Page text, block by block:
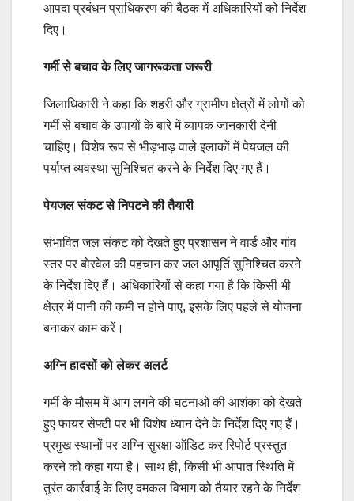
आपदा प्रबंधन प्राधिकरण की बैठक में अधिकारियों को निर्देश
दिए।
गर्मी से बचाव के लिए जागरूकता जरूरी
जिलाधिकारी ने कहा कि शहरी और ग्रामीण क्षेत्रों में लोगों को
गर्मी से बचाव के उपायों के बारे में व्यापक जानकारी देनी
चाहिए। विशेष रूप से भीड़भाड़ वाले इलाकों में पेयजल की
पर्याप्त व्यवस्था सुनिश्चित करने के निर्देश दिए गए हैं।
पेयजल संकट से निपटने की तैयारी
संभावित जल संकट को देखते हुए प्रशासन ने वार्ड और गांव
स्तर पर बोरवेल की पहचान कर जल आपूर्ति सुनिश्चित करने
के निर्देश दिए हैं। अधिकारियों से कहा गया है कि किसी भी
क्षेत्र में पानी की कमी न होने पाए, इसके लिए पहले से योजना
बनाकर काम करें।
अग्नि हादसों को लेकर अलर्ट
गर्मी के मौसम में आग लगने की घटनाओं की आशंका को देखते
हुए फायर सेफ्टी पर भी विशेष ध्यान देने के निर्देश दिए गए हैं।
प्रमुख स्थानों पर अग्नि सुरक्षा ऑडिट कर रिपोर्ट प्रस्तुत
करने को कहा गया है। साथ ही, किसी भी आपात स्थिति में
तुरंत कार्रवाई के लिए दमकल विभाग को तैयार रहने के निर्देश